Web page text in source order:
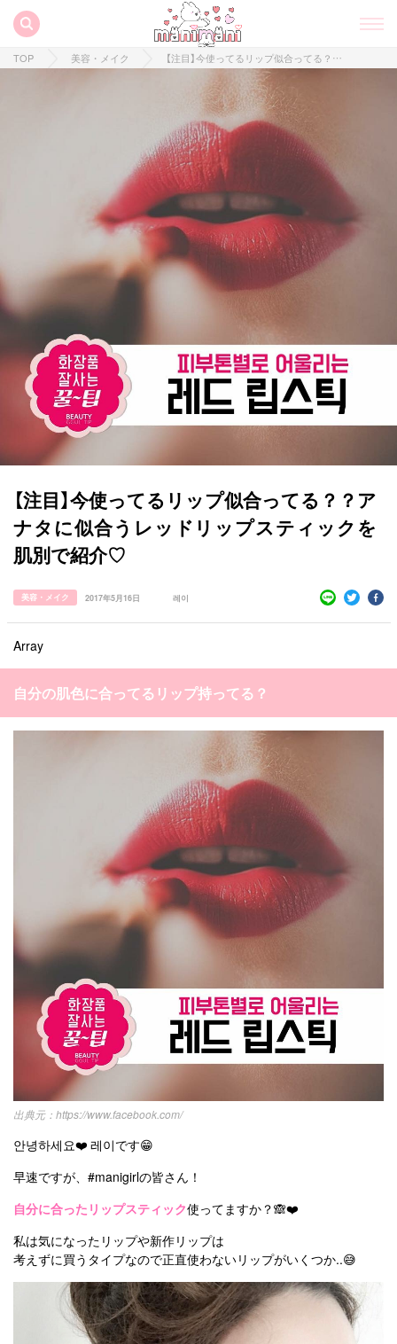
manimani について
プライバシーポリシー
お問い合わせ
韓国 オルチャン 韓国コスメ 韓国トレンド
韓国ファッション 韓国アイドル
コスメ ファッション
トレンド 韓国メイク
オルチャンメイク twice 人気
韓国ドラマ カフェ かわいい
TOP 美容・メイク 【注目】今使ってるリップ似合ってる？？アナタに似合うレッドリップスティックを肌別で紹介♡
【注目】今使ってるリップ似合ってる？？ア
ナタに似合うレッドリップスティックを
肌別で紹介♡
美容・メイク 2017年5月16日 레이
Array
自分の肌色に合ってるリップ持ってる？
https://www.facebook.com/
안녕하세요❤️ 레이です😁
早速ですが、#manigirlの皆さん！
自分に合ったリップスティック使ってますか？🙈❤️
私は気になったリップや新作リップは
考えずに買うタイプなので正直使わないリップがいくつか..😅